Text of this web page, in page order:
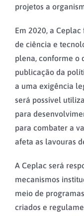
projetos a
Em 2020, a
de ciência e
plena, conforme o
publicação da
a uma exigência
será possível
para
para combater a
afeta as lavouras
A Ceplac será
mecanismos
meio de
criados e